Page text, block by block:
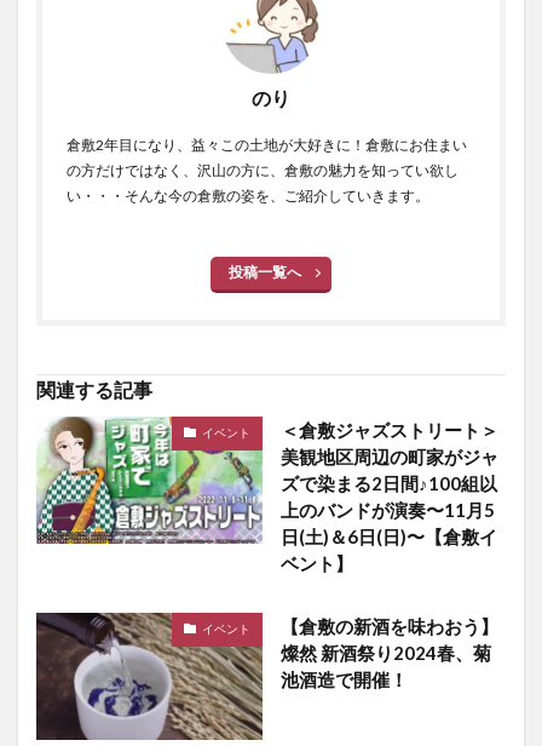
のり
倉敷2年目になり、益々この土地が大好きに！倉敷にお住まい
の方だけではなく、沢山の方に、倉敷の魅力を知ってい欲し
い・・・そんな今の倉敷の姿を、ご紹介していきます。
投稿一覧へ
関連する記事
イベント
＜倉敷ジャズストリート＞
美観地区周辺の町家がジャ
ズで染まる2日間♪100組以
上のバンドが演奏〜11月5
日(土)＆6日(日)〜【倉敷イ
ベント】
イベント
【倉敷の新酒を味わおう】
燦然 新酒祭り2024春、菊
池酒造で開催！